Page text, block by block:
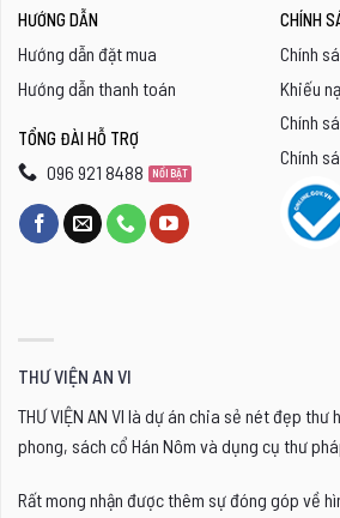
HƯỚNG DẪN
Hướng dẫn đặt mua
Hướng dẫn thanh toán
TỔNG ĐÀI HỖ TRỢ
096 921 8488
CHÍNH
Chính
Khiếu
Chính
Chính
THƯ VIỆN AN VI
THƯ VIỆN AN VI là dự án chia sẻ nét đẹp thư
phong, sách cổ Hán Nôm và dụng cụ thư
Rất mong nhận được thêm sự đóng góp về